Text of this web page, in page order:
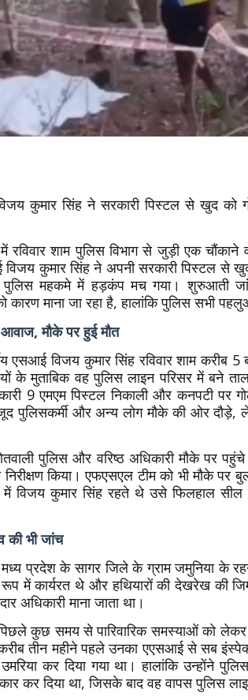
कुमार सिंह ने सरकारी पिस्टल से खुद को
रविवार शाम पुलिस विभाग से जुड़ी एक
कुमार सिंह ने अपनी सरकारी पिस्टल से
महकमे में हड़कंप मच गया। शुरुआती
कारण माना जा रहा है, हालांकि पुलिस सभी
मौके पर हुई मौत
एसआई विजय कुमार सिंह रविवार शाम
के मुताबिक वह पुलिस लाइन परिसर में बने
9 एमएम पिस्टल निकाली और कनपटी पर
पुलिसकर्मी और अन्य लोग मौके की ओर दौड़े,
पुलिस और वरिष्ठ अधिकारी मौके पर
किया। एफएसएल टीम को भी मौके पर
विजय कुमार सिंह रहते थे उसे फिलहाल सील
की भी जांच
प्रदेश के सागर जिले के ग्राम जमुनिया के
में कार्यरत थे और हथियारों की देखरेख की
अधिकारी माना जाता था।
कुछ समय से पारिवारिक समस्याओं को
तीन महीने पहले उनका एएसआई से सब
कर दिया गया था। हालांकि उन्होंने
कर दिया था, जिसके बाद वह वापस पुलिस